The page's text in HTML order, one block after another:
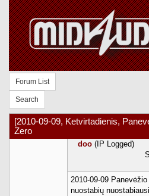
Forum List
Search
[2010-09-09, Ketvirtadienis,
Zero
doo (IP Logged)
2010-09-09
nuostabių